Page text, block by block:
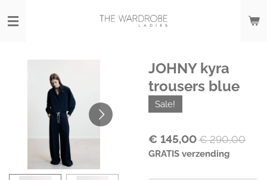
direct
JOHNY kyra
trousers blue
Sale!
€ 145,00 € 290,00
GRATIS verzending